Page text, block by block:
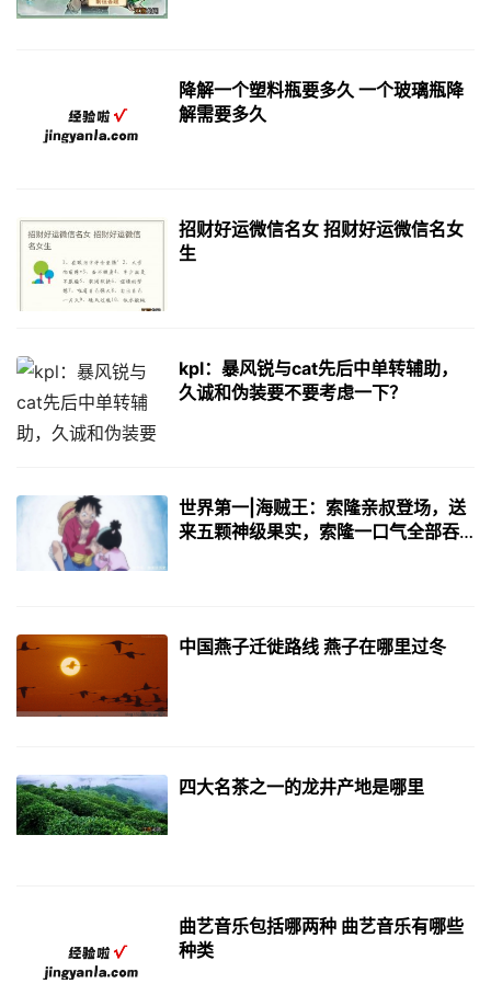
降解一个塑料瓶要多久 一个玻璃瓶降
解需要多久
招财好运微信名女 招财好运微信名女
生
kpl：暴风锐与cat先后中单转辅助，
久诚和伪装要不要考虑一下？
世界第一|海贼王：索隆亲叔登场，送
来五颗神级果实，索隆一口气全部吞
中国燕子迁徙路线 燕子在哪里过冬
四大名茶之一的龙井产地是哪里
曲艺音乐包括哪两种 曲艺音乐有哪些
种类